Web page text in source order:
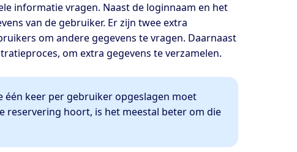
informatie vragen. Naast de loginnaam en het
van de gebruiker. Er zijn twee extra
om andere gegevens te vragen. Daarnaast
om extra gegevens te verzamelen.
keer per gebruiker opgeslagen moet
reservering hoort, is het meestal beter om die